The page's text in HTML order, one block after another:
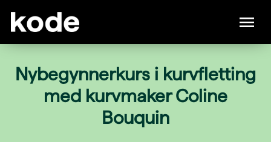
Nybegynnerkurs i kurvfletting
med kurvmaker Coline
Bouquin